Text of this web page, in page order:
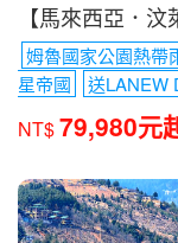
【馬來西亞．
姆魯國家公園熱帶
星帝國
送LANEW
NT$79,980元